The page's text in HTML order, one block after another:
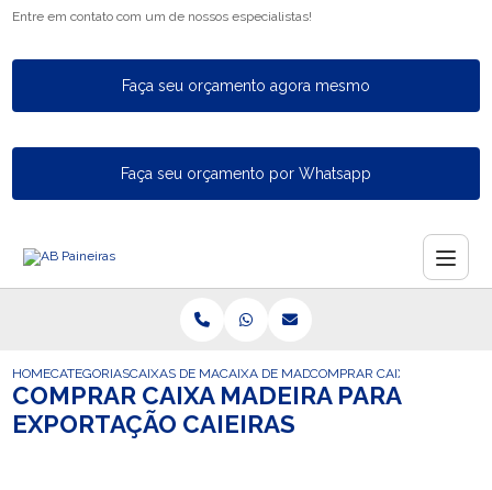
Entre em contato com um de nossos especialistas!
Faça seu orçamento agora mesmo
Faça seu orçamento por Whatsapp
HOMECATEGORIASCAIXAS DE MADEIRA PARA EXPORTACAO
CAIXA DE MADEIRA PARA EXPORTACAO
COMPRAR CAIXA MADEIRA
COMPRAR CAIXA MADEIRA PARA
EXPORTAÇÃO CAIEIRAS